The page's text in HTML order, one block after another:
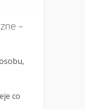
–
co